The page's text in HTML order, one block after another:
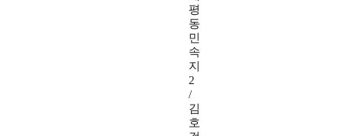
평
동
민
속
지
2
/
김
호